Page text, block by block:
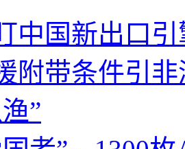
中国新出口
附带条件引
”